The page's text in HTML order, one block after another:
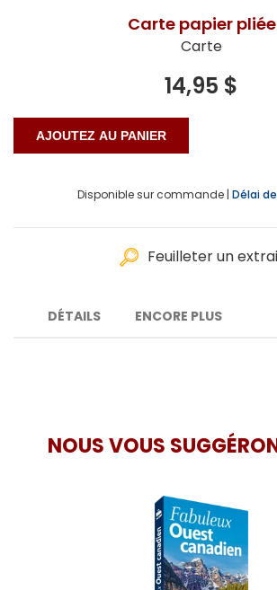
Carte papier pliée
Carte
14,95 $
Disponible sur commande | Délai
Feuilleter un
DÉTAILS ENCORE PLUS
NOUS VOUS